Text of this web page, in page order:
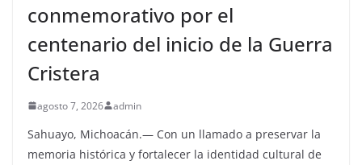
conmemorativo por el
centenario del inicio de la Guerra
Cristera
agosto 7, 2026 admin
Sahuayo, Michoacán.— Con un llamado a preservar la
memoria histórica y fortalecer la identidad cultural de